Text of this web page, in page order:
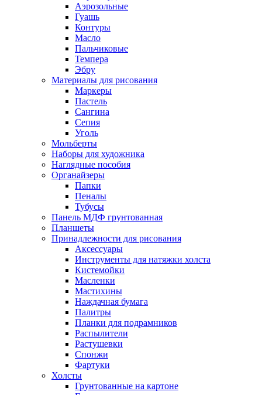
Аэрозольные
Гуашь
Контуры
Масло
Пальчиковые
Темпера
Эбру
Материалы для рисования
Маркеры
Пастель
Сангина
Сепия
Уголь
Мольберты
Наборы для художника
Наглядные пособия
Органайзеры
Папки
Пеналы
Тубусы
Панель МДФ грунтованная
Планшеты
Принадлежности для рисования
Аксессуары
Инструменты для натяжки холста
Кистемойки
Масленки
Мастихины
Наждачная бумага
Палитры
Планки для подрамников
Распылители
Растушевки
Спонжи
Фартуки
Холсты
Грунтованные на картоне